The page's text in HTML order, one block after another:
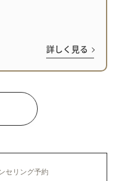
詳しく見る
セリング予約